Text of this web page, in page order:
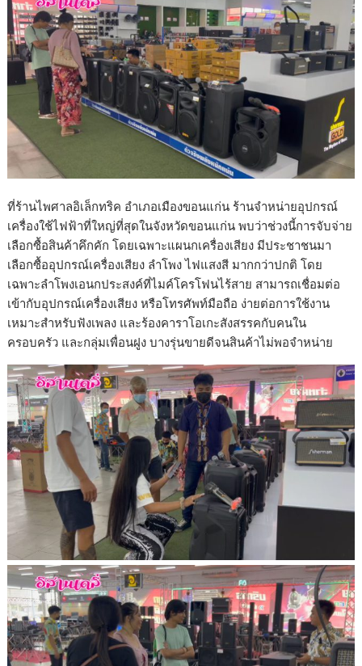
ที่ร้านไพศาลอิเล็กทริค อำเภอเมืองขอนแก่น ร้านจำหน่ายอุปกรณ์
เครื่องใช้ไฟฟ้าที่ใหญ่ที่สุดในจังหวัดขอนแก่น พบว่าช่วงนี้การจับจ่าย
เลือกซื้อสินค้าคึกคัก โดยเฉพาะแผนกเครื่องเสียง มีประชาชนมา
เลือกซื้ออุปกรณ์เครื่องเสียง ลำโพง ไฟแสงสี มากกว่าปกติ โดย
เฉพาะลำโพงเอนกประสงค์ที่ไมค์โครโฟนไร้สาย สามารถเชื่อมต่อ
เข้ากับอุปกรณ์เครื่องเสียง หรือโทรศัพท์มือถือ ง่ายต่อการใช้งาน
เหมาะสำหรับฟังเพลง และร้องคาราโอเกะสังสรรคกับคนใน
ครอบครัว และกลุ่มเพื่อนฝูง บางรุ่นขายดีจนสินค้าไม่พอจำหน่าย